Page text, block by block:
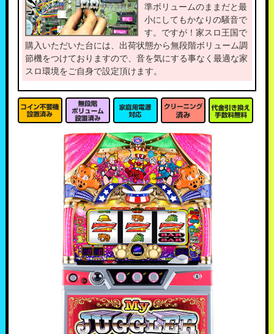
準ボリュームのままだと最
小にしてもかなりの騒音で
す。ですが！家スロ王国で
購入いただいた台には、出荷状態から無段階ボリューム調
節機をつけておりますので、音を気にする事なく最適な家
スロ環境をご自身で設定頂けます。